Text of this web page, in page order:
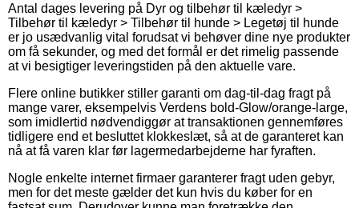
Antal dages levering på Dyr og tilbehør til kæledyr >
Tilbehør til kæledyr > Tilbehør til hunde > Legetøj til hunde
er jo usædvanlig vital forudsat vi behøver dine nye produkter
om få sekunder, og med det formål er det rimelig passende
at vi besigtiger leveringstiden på den aktuelle vare.
Flere online butikker stiller garanti om dag-til-dag fragt på
mange varer, eksempelvis Verdens bold-Glow/orange-large,
som imidlertid nødvendiggør at transaktionen gennemføres
tidligere end et besluttet klokkeslæt, så at de garanteret kan
nå at få varen klar før lagermedarbejderne har fyraften.
Nogle enkelte internet firmaer garanterer fragt uden gebyr,
men for det meste gælder det kun hvis du køber for en